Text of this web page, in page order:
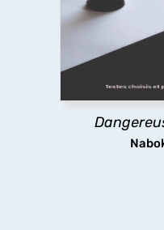
français, cet
pratiques de la
évolution dans le
radicale du